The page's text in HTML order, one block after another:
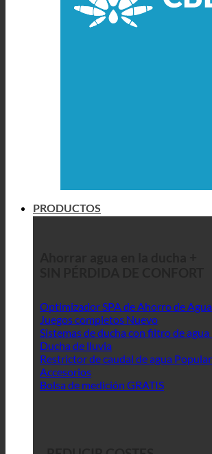
PRODUCTOS
Optimizador SPA de Ahorro de Agua
Juegos completos
Sistemas de ducha con filtro de agua
Ducha de lluvia
Restrictor de caudal de agua
Accesorios
Bolsa de medición GRATIS